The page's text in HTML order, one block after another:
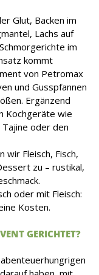
Glut, Backen im
Lachs auf
im
kommt
von Petromax
und Gusspfannen
Ergänzend
Kochgeräte wie
oder den
wir Fleisch, Fisch,
zu – rustikal,
oder mit Fleisch:
Kosten.
GERICHTET?